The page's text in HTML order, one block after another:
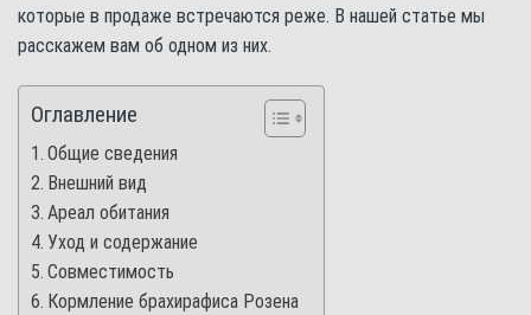
которые в продаже встречаются реже. В нашей статье мы
расскажем вам об одном из них.
Оглавление
Общие сведения
Внешний вид
Ареал обитания
Уход и содержание
Совместимость
Кормление брахирафиса Розена